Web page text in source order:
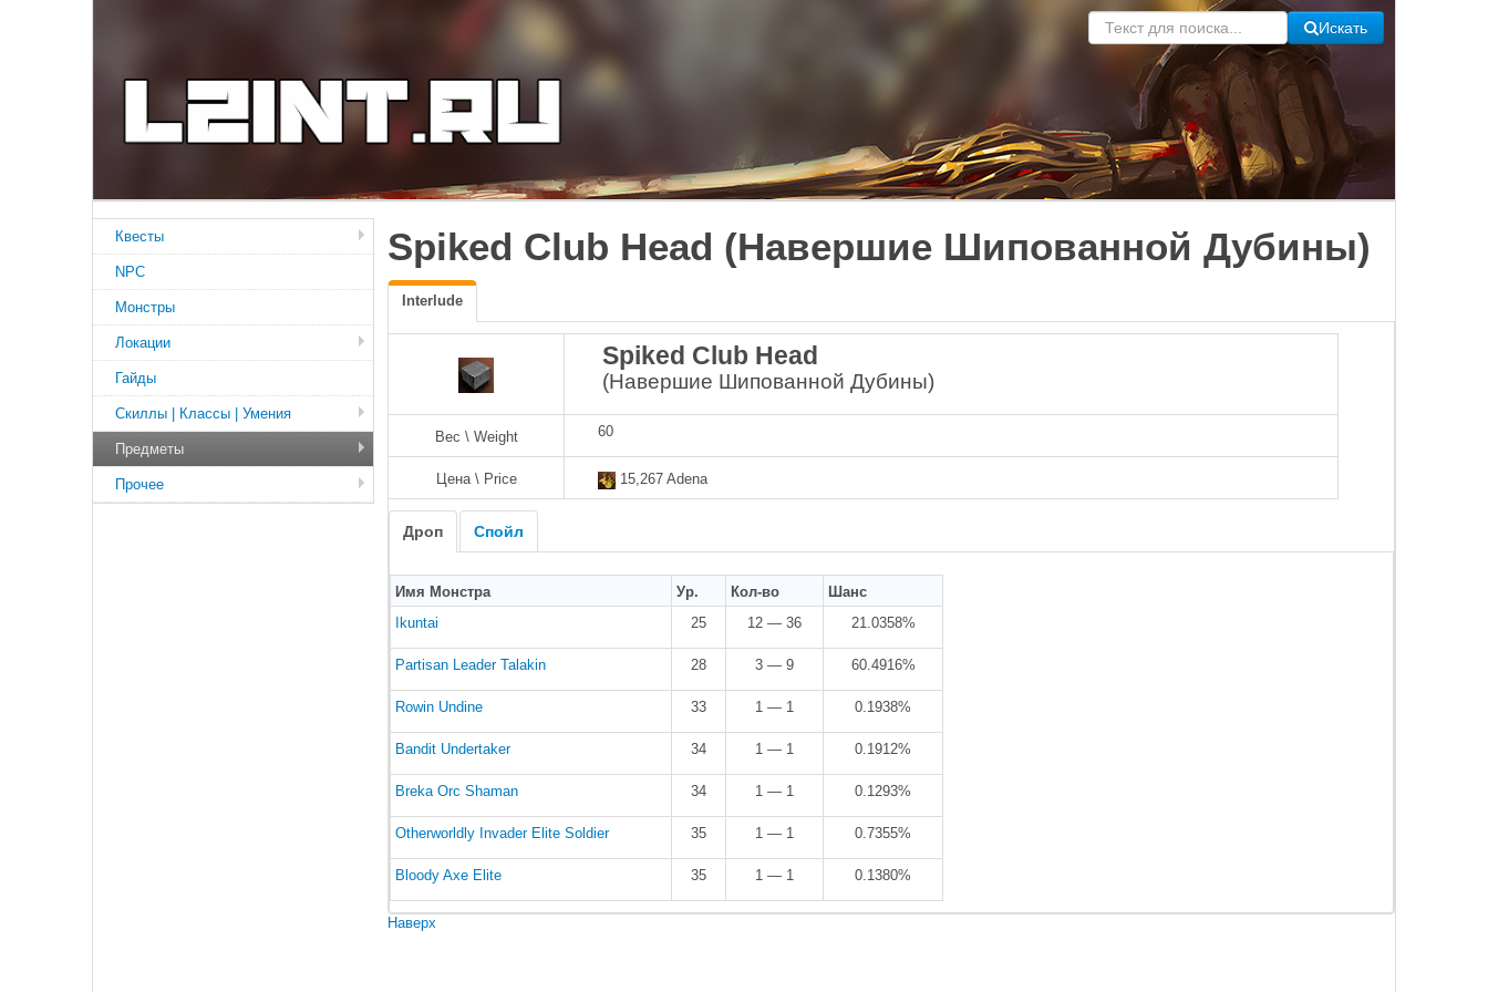
Искать
Spiked Club Head (Навершие Шипованной Дубины)
Interlude
Spiked Club Head
(Навершие Шипованной Дубины)
Вес \ Weight 60
Цена \ Price 15,267 Adena
Дроп Спойл
Имя Монстра Ур. Кол-во
Шанс
Ikuntai
25 12 — 36 21.0358%
Partisan Leader Talakin 28 3 — 9 60.4916%
Rowin Undine 33 1 — 1 0.1938%
Bandit Undertaker 34 1 — 1 0.1912%
Breka Orc Shaman 34 1 — 1 0.1293%
Otherworldly Invader Elite Soldier 35 1 — 1 0.7355%
Bloody Axe Elite 35 1 — 1 0.1380%
Наверх
Квесты
NPC
Монстры
Локации
Гайды
Скиллы | Классы | Умения
Предметы
Прочее